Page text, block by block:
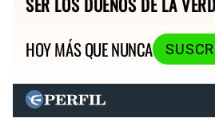
HOY MÁS QUE NUNCA